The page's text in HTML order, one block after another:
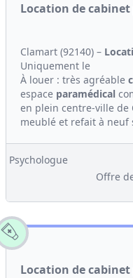
Location de
Clamart (92140) –
Uniquement le
À louer : très agréable
espace paramédical
en plein centre-ville de
meublé et refait à neuf
Psychologue
Offre
Location de